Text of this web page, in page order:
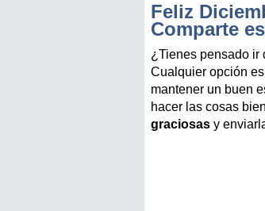
Feliz
Comparte
¿Tienes pensado ir
Cualquier opción
mantener un buen
hacer las cosas
graciosas y